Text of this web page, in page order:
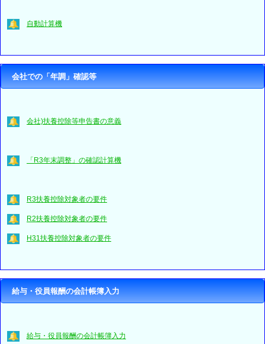
自動計算機
会社での「年調」確認等
会社)扶養控除等申告書の意義
「R3年末調整」の確認計算機
R3扶養控除対象者の要件
R2扶養控除対象者の要件
H31扶養控除対象者の要件
給与・役員報酬の会計帳簿入力
給与・役員報酬の会計帳簿入力